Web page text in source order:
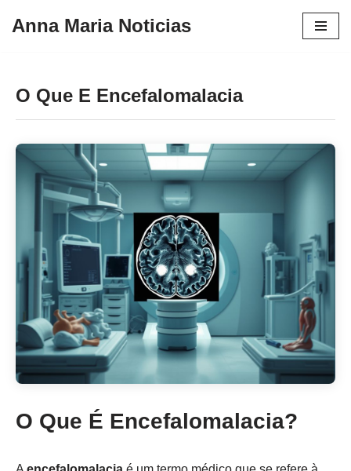
conteúdo
Anna Maria Noticias
O Que E Encefalomalacia
O Que É Encefalomalacia?